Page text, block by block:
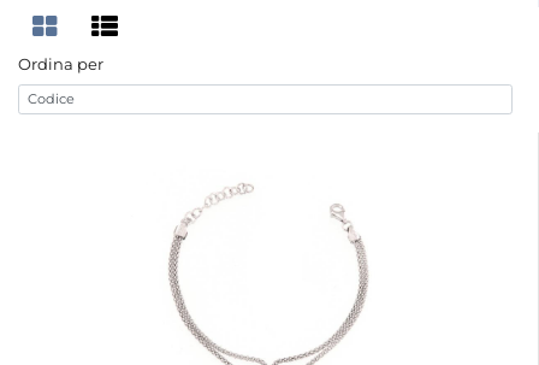
Ordina per